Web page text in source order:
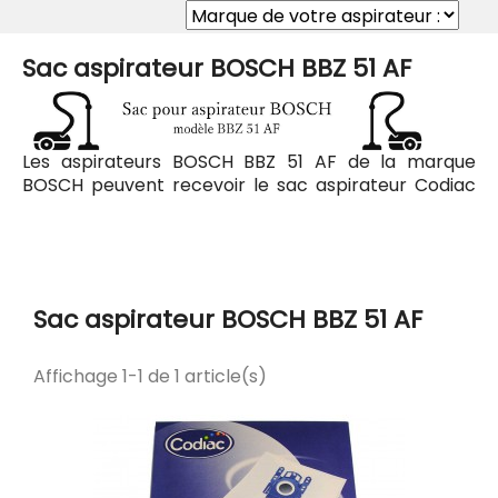
Sac aspirateur BOSCH BBZ 51 AF
Les aspirateurs BOSCH BBZ 51 AF de la marque
BOSCH peuvent recevoir le sac aspirateur Codiac
Sac aspirateur BOSCH BBZ 51 AF
Affichage 1-1 de 1 article(s)